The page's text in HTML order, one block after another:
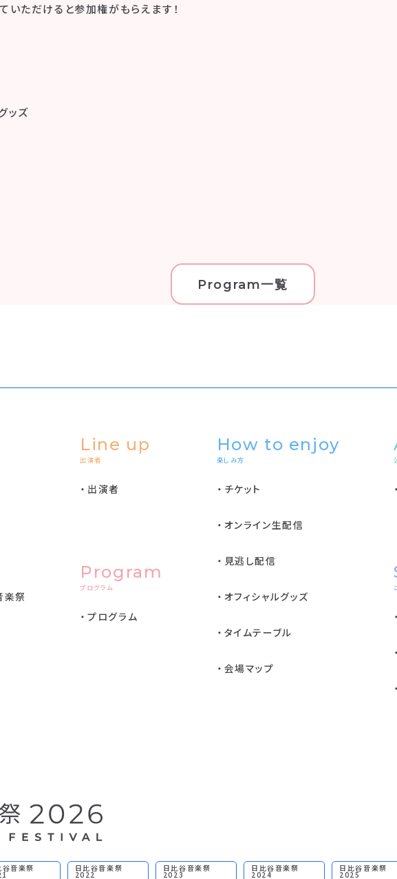
いただけると参加権がもらえます！
ッズ
Program一覧
楽祭
Line up
出演者
出演者
Program
プログラム
プログラム
How to enjoy
楽しみ方
チケット
オンライン生配信
見逃し配信
オフィシャルグッズ
タイムテーブル
会場マップ
谷音楽祭 日比谷音楽祭
2022
日比谷音楽祭
2023
日比谷音楽祭
2024
日比谷音楽祭
2025